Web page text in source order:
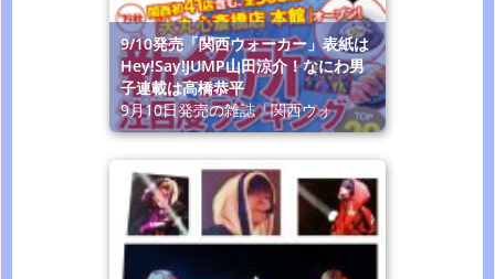
9/10発売「関西ウォーカー」表紙は
Hey!Say!JUMP山田涼介！なにわ男
子連載は高橋恭平
9月10日発売の雑誌「関西ウォ